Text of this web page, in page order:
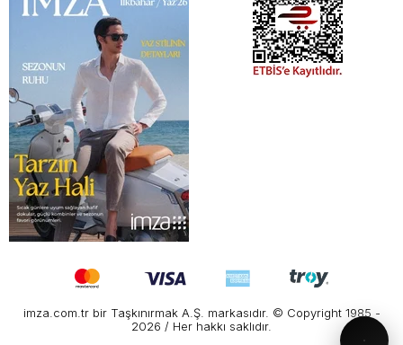
imza.com.tr bir Taşkınırmak A.Ş. markasıdır. © Copyright 1985 -
2026 / Her hakkı saklıdır.